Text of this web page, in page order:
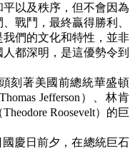
以及秩序，但不會因為
戰鬥，最終贏得勝利、
們的文化和特性，並非
都深明，是這優勢令到
刻著美國前總統華盛頓
Jefferson）、林肯
Roosevelt）的巨
國慶日前夕，在總統巨石